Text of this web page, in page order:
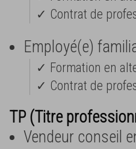
✓ Contrat de
Employé(e)
✓ Formation en
✓ Contrat de
TP (Titre
Vendeur conseil